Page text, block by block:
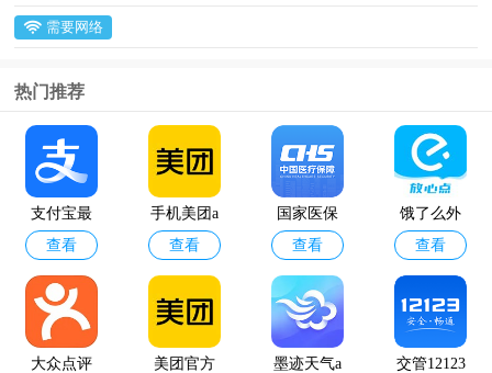
需要网络
热门推荐
支付宝最
新版2024
查看
手机美团a
pp
查看
国家医保
服务平台a
pp
查看
饿了么外
卖app最新
版本
查看
大众点评
美团官方
墨迹天气a
交管12123